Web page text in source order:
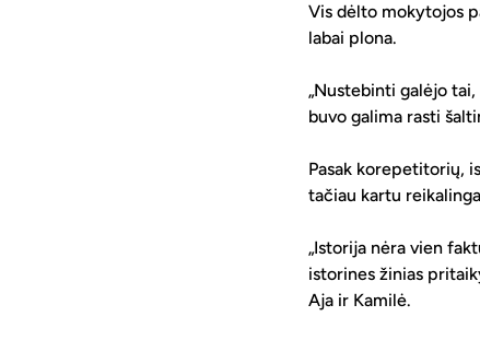
Vis dėlto mokytojos
labai plona.
„Nustebinti galėjo
buvo galima rasti
Pasak korepetitorių,
tačiau kartu
„Istorija nėra vien
istorines žinias
Aja ir Kamilė.